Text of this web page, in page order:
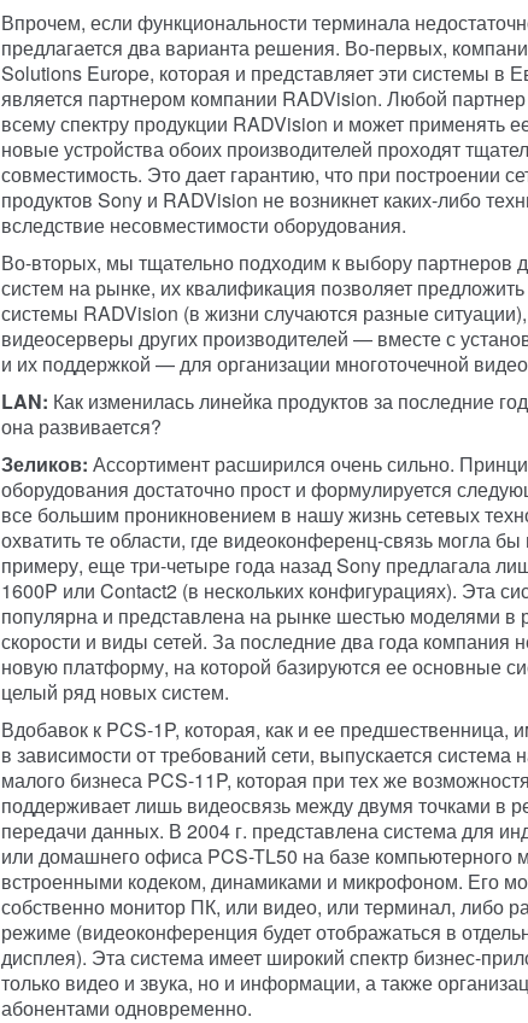
Впрочем, если функциональности терминала
предлагается два варианта решения. Во-первых,
Solutions Europe, которая и представляет эти системы в
является партнером компании RADVision. Любой
всему спектру продукции RADVision и может применять
новые устройства обоих производителей проходят
совместимость. Это дает гарантию, что при построении
продуктов Sony и RADVision не возникнет каких-либо
вследствие несовместимости оборудования.
Во-вторых, мы тщательно подходим к выбору партнеров
систем на рынке, их квалификация позволяет предложить
системы RADVision (в жизни случаются разные
видеосерверы других производителей — вместе с
и их поддержкой — для организации многоточечной
LAN: Как изменилась линейка продуктов за последние
она развивается?
Зеликов: Ассортимент расширился очень сильно.
оборудования достаточно прост и формулируется
все большим проникновением в нашу жизнь сетевых
охватить те области, где видеоконференц-связь могла
примеру, еще три-четыре года назад Sony предлагала
1600P или Contact2 (в нескольких конфигурациях). Эта
популярна и представлена на рынке шестью моделями в
скорости и виды сетей. За последние два года компания
новую платформу, на которой базируются ее основные
целый ряд новых систем.
Вдобавок к PCS-1P, которая, как и ее предшественница,
в зависимости от требований сети, выпускается система
малого бизнеса PCS-11P, которая при тех же
поддерживает лишь видеосвязь между двумя точками в
передачи данных. В 2004 г. представлена система для
или домашнего офиса PCS-TL50 на базе компьютерного
встроенными кодеком, динамиками и микрофоном. Его
собственно монитор ПК, или видео, или терминал, либо
режиме (видеоконференция будет отображаться в
дисплея). Эта система имеет широкий спектр бизнес-
только видео и звука, но и информации, а также
абонентами одновременно.